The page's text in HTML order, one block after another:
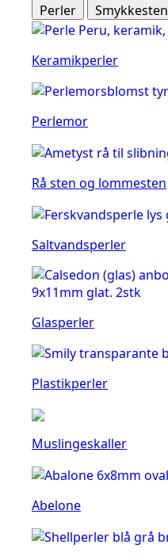
Perler Smykkesten
Keramikperler
Perlemor
Rå sten og lommesten
Saltvandsperler
Glasperler
Plastikperler
Muslingeskaller
Abelone